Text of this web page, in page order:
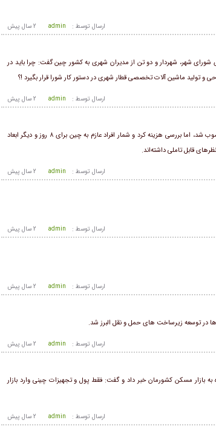
2 سال پيش ارسال توسط : admin
شهر، شهردار و دو تن از مدیران شهری به کشور چین گفت: چرا باید در
ماشین آلات تخصصی قطار شهری در دستور کار شورا قرار بگیرد !؟
2 سال پيش ارسال توسط : admin
در صحن علنی شورای شهر کرج، لایحه سفر به چین به صورت دوفوریتی مطرح و به اکثریت آرا نیز مصوب شد، اما بررسی هزینه کرد و شمار افراد عازم به چین برای ۸ روز و دیگر ابعاد
قابل تاملی داشته‌اند.
2 سال پيش ارسال توسط : admin
2 سال پيش ارسال توسط : admin
2 سال پيش ارسال توسط : admin
ها در توسعه زیرساخت های حمل و نقل البرز شد.
2 سال پيش ارسال توسط : admin
مسکن کشورمان خبر داد و گفت: فقط پول و تجهیزات چینی وارد بازار
2 سال پيش ارسال توسط : admin